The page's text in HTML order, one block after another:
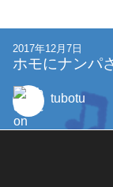
2017年12月7日
ホモにナンパ
tubotu